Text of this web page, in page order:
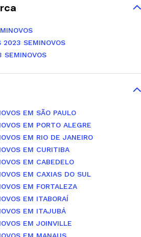
2023 SEMINOVOS
SEMINOVOS
EM SÃO PAULO
EM PORTO ALEGRE
EM RIO DE JANEIRO
EM CURITIBA
EM CABEDELO
EM CAXIAS DO SUL
EM FORTALEZA
EM ITABORAÍ
EM ITAJUBÁ
EM JOINVILLE
EM MANAUS